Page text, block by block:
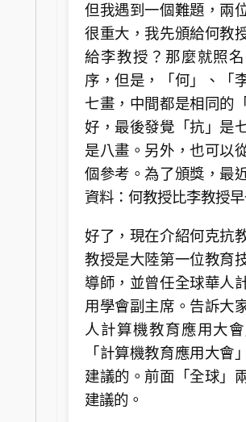
但我遇到一個難題，兩
很重大，我先頒給何教
給李教授？那麼就照
序，但是，「何」、「
七畫，中間都是相同的
好，最後發覺「抗」是
是八畫。另外，也可以
個參考。為了頒獎，最
資料：何教授比李教授早
好了，現在介紹何克抗
教授是大陸第一位教育
導師，並曾任全球華人
用學會副主席。告訴大
人計算機教育應用大
「計算機教育應用大會
建議的。前面「全球」
建議的。